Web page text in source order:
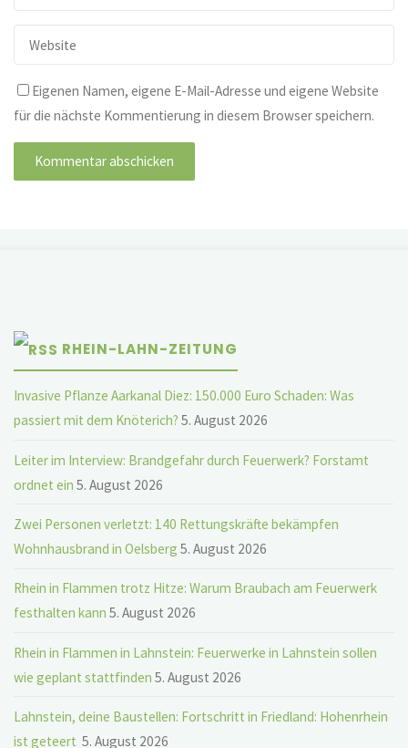
Eigenen Namen, eigene E-Mail-Adresse und eigene Website
für die nächste Kommentierung in diesem Browser speichern.
RHEIN-LAHN-ZEITUNG
Invasive Pflanze Aarkanal Diez: 150.000 Euro Schaden: Was
passiert mit dem Knöterich? 5. August 2026
Leiter im Interview: Brandgefahr durch Feuerwerk? Forstamt
ordnet ein 5. August 2026
Zwei Personen verletzt: 140 Rettungskräfte bekämpfen
Wohnhausbrand in Oelsberg 5. August 2026
Rhein in Flammen trotz Hitze: Warum Braubach am Feuerwerk
festhalten kann 5. August 2026
Rhein in Flammen in Lahnstein: Feuerwerke in Lahnstein sollen
wie geplant stattfinden 5. August 2026
Lahnstein, deine Baustellen: Fortschritt in Friedland: Hohenrhein
ist geteert 5. August 2026